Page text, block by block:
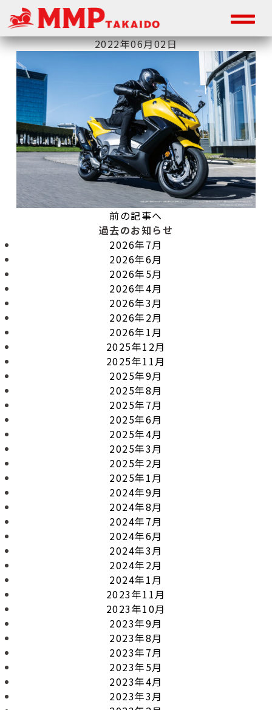
2022年06月02日
前の記事へ
過去のお知らせ
2026年7月
2026年6月
2026年5月
2026年4月
2026年3月
2026年2月
2026年1月
2025年12月
2025年11月
2025年9月
2025年8月
2025年7月
2025年6月
2025年4月
2025年3月
2025年2月
2025年1月
2024年9月
2024年8月
2024年7月
2024年6月
2024年3月
2024年2月
2024年1月
2023年11月
2023年10月
2023年9月
2023年8月
2023年7月
2023年5月
2023年4月
2023年3月